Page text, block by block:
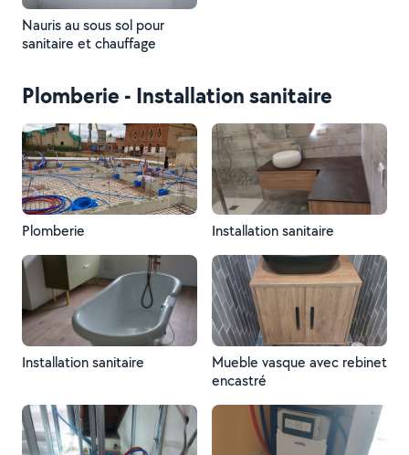
Nauris au sous sol pour
sanitaire et chauffage
Plomberie - Installation sanitaire
Plomberie Installation sanitaire
Installation sanitaire
Mueble vasque avec rebinet
encastré